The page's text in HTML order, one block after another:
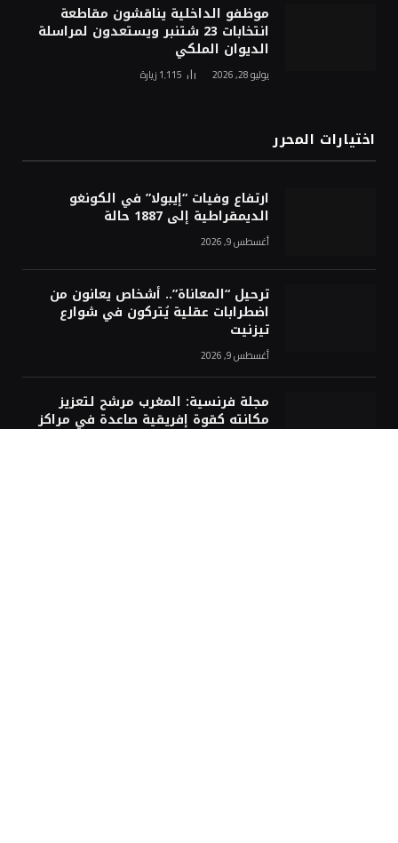
موظفو الداخلية يناقشون مقاطعة
انتخابات 23 شتنبر ويستعدون لمراسلة
الديوان الملكي
يوليو 28, 2026 1٬115 زيارة
اختيارات المحرر
ارتفاع وفيات “إيبولا” في الكونغو
الديمقراطية إلى 1887 حالة
أغسطس 9, 2026
ترحيل “المعاناة”.. أشخاص يعانون من
اضطرابات عقلية يُتركون في شوارع
تيزنيت
أغسطس 9, 2026
مجلة فرنسية: المغرب مرشح لتعزيز
مكانته كقوة إفريقية صاعدة في مراكز